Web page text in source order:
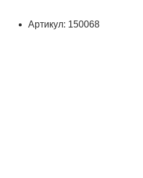
Артикул: 150068